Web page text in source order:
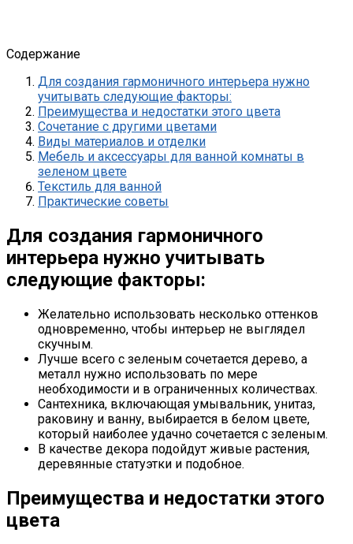
Содержание
Для создания гармоничного интерьера нужно
учитывать следующие факторы:
Преимущества и недостатки этого цвета
Сочетание с другими цветами
Виды материалов и отделки
Мебель и аксессуары для ванной комнаты в
зеленом цвете
Текстиль для ванной
Практические советы
Для создания гармоничного
интерьера нужно учитывать
следующие факторы:
Желательно использовать несколько оттенков
одновременно, чтобы интерьер не выглядел
скучным.
Лучше всего с зеленым сочетается дерево, а
металл нужно использовать по мере
необходимости и в ограниченных количествах.
Сантехника, включающая умывальник, унитаз,
раковину и ванну, выбирается в белом цвете,
который наиболее удачно сочетается с зеленым.
В качестве декора подойдут живые растения,
деревянные статуэтки и подобное.
Преимущества и недостатки этого
цвета